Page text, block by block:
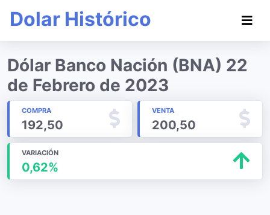
Dolar Histórico
Dólar Banco Nación (BNA) 22
de Febrero de 2023
COMPRA
192,50
VENTA
200,50
VARIACIÓN
0,62%